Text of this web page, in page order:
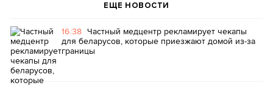
ЕЩЕ НОВОСТИ
16:38 Частный медцентр рекламирует чекапы
для беларусов, которые приезжают домой из-за
границы